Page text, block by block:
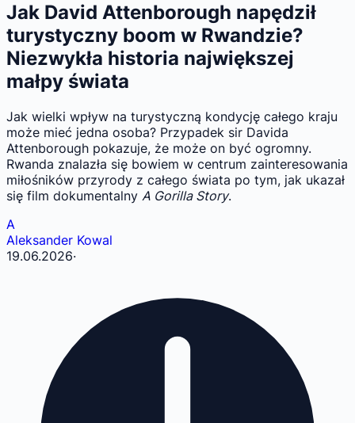
Jak David Attenborough napędził
turystyczny boom w Rwandzie?
Niezwykła historia największej
małpy świata
Jak wielki wpływ na turystyczną kondycję całego kraju
może mieć jedna osoba? Przypadek sir Davida
Attenborough pokazuje, że może on być ogromny.
Rwanda znalazła się bowiem w centrum zainteresowania
miłośników przyrody z całego świata po tym, jak ukazał
się film dokumentalny A Gorilla Story.
A
Aleksander Kowal
19.06.2026·